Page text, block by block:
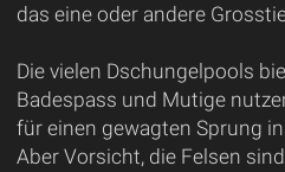
das eine oder andere
Die vielen Dschungelpools
Badespass und Mutige
für einen gewagten Sprung
Aber Vorsicht, die Felsen